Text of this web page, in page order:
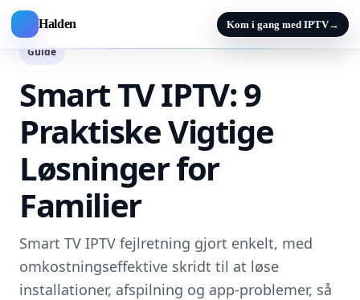
Halden Kom i gang med IPTV→
Guide
Smart TV IPTV: 9
Praktiske Vigtige
Løsninger for
Familier
Smart TV IPTV fejlretning gjort enkelt, med
omkostningseffektive skridt til at løse
installationer, afspilning og app-problemer, så